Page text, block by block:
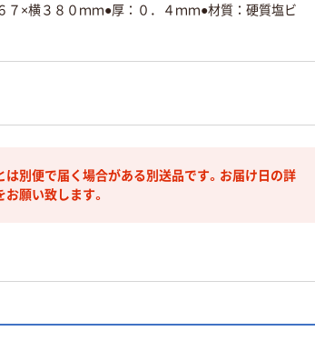
７×横３８０ｍｍ●厚：０．４ｍｍ●材質：硬質塩ビ
は別便で届く場合がある別送品です。お届け日の詳
願い致します。